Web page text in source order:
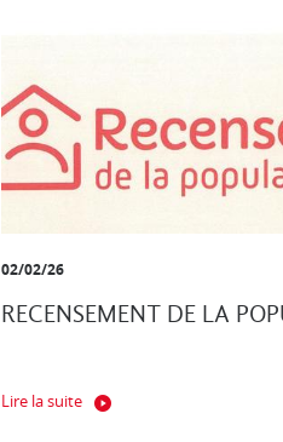
02/02/26
RECENSEMENT DE LA
Lire la suite